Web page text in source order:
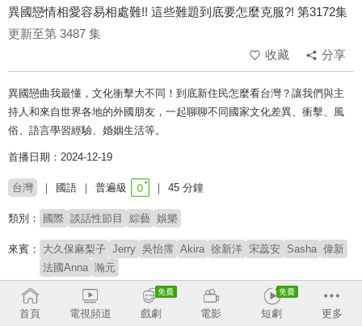
異國戀情相愛容易相處難!! 這些難題到底要怎麼克服?! 第3172集
更新至第 3487 集
收藏
分享
異國戀曲我最懂，文化衝擊大不同！到底新住民怎麼看台灣？讓我們與主
持人和來自世界各地的外國朋友，一起聊聊不同國家文化差異、衝擊、風
俗、語言學習經驗、婚姻生活等。
首播日期：2024-12-19
台灣 國語 普遍級 45 分鐘
類別： 國際 談話性節目 綜藝 娛樂
來賓： 大久保麻梨子 Jerry 吳怡霈 Akira 徐新洋 宋蕊安 Sasha 偉新
法國Anna 瀚元
主持： 郭彥均
首頁 電視頻道 戲劇 電影 短劇 更多